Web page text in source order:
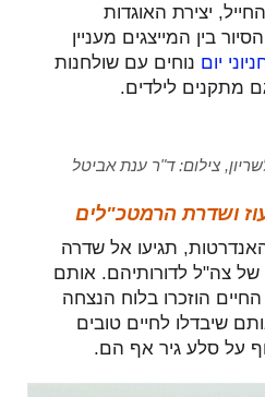
יצירת האוגדות
בין המייצגים מעניין
יום נוחים עם שולחנות
מתקנים לילדים.
צילום: ד"ר ענת אביטל
ושדרת הרמטכ"לים
תגיעו אל שדרה
צה"ל לדורותיהם. אותם
הוזכרו בלוח הנצחה
שיבדלו לחיים טובים
על סלע גיר אף הם.